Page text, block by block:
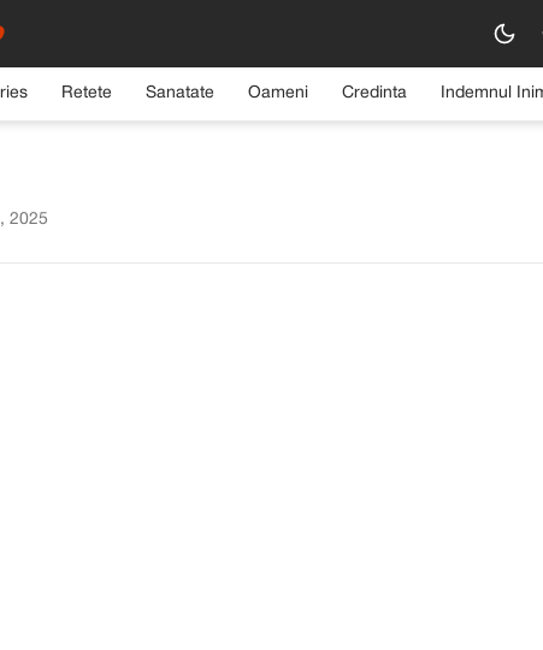
Retete Sanatate Oameni Credinta Indemnul
meu soț a primit casa,
2025